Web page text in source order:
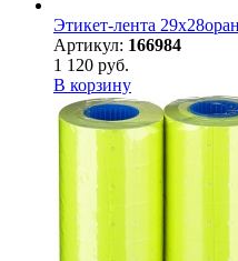
Этикет-лента
Артикул: 166984
1 120 руб.
В корзину